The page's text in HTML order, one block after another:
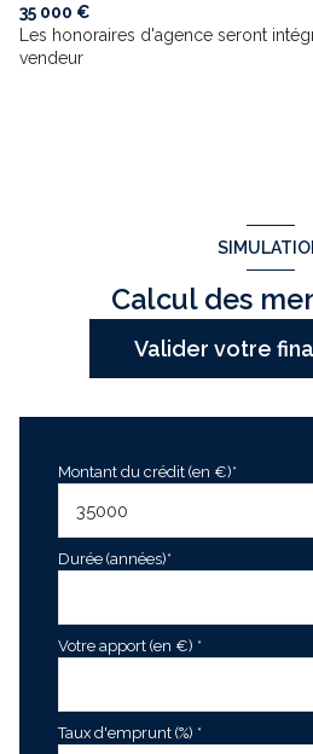
35 000 €
Les honoraires d'agence seront
vendeur
Calcul des
Valider votre
Montant du crédit (en €)*
Durée (années)*
Votre apport (en €) *
Taux d'emprunt (%) *